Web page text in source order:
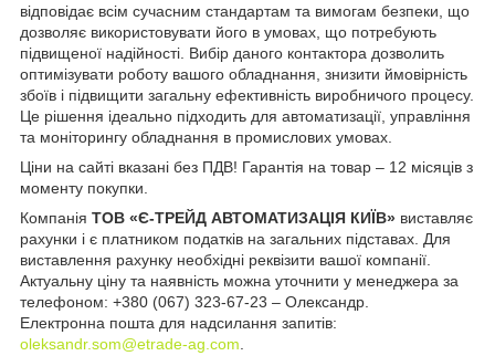
відповідає всім сучасним стандартам та вимогам безпеки, що
дозволяє використовувати його в умовах, що потребують
підвищеної надійності. Вибір даного контактора дозволить
оптимізувати роботу вашого обладнання, знизити ймовірність
збоїв і підвищити загальну ефективність виробничого процесу.
Це рішення ідеально підходить для автоматизації, управління
та моніторингу обладнання в промислових умовах.
Ціни на сайті вказані без ПДВ! Гарантія на товар – 12 місяців з
моменту покупки.
Компанія ТОВ «Є-ТРЕЙД АВТОМАТИЗАЦІЯ КИЇВ» виставляє
рахунки і є платником податків на загальних підставах. Для
виставлення рахунку необхідні реквізити вашої компанії.
Актуальну ціну та наявність можна уточнити у менеджера за
телефоном: +380 (067) 323-67-23 – Олександр.
Електронна пошта для надсилання запитів:
oleksandr.som@etrade-ag.com